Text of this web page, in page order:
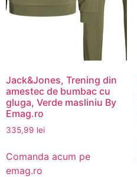
Jack&Jones, Trening din
amestec de bumbac cu
gluga, Verde masliniu By
Emag.ro
335,99 lei
Comanda acum pe
emag.ro